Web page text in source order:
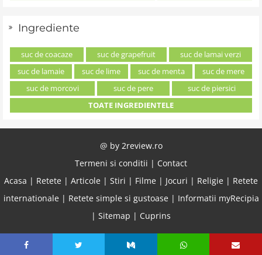
Ingrediente
suc de coacaze suc de grapefruit
suc de lamai verzi
suc de lamaie
suc de lime suc de menta
suc de mere
suc de morcovi
suc de pere
suc de piersici
TOATE INGREDIENTELE
@ by 2review.ro
Termeni si conditii | Contact
Acasa | Retete | Articole | Stiri | Filme | Jocuri | Religie | Retete
internationale| Retete simple si gustoase| Informatii myRecipia
| Sitemap | Cuprins